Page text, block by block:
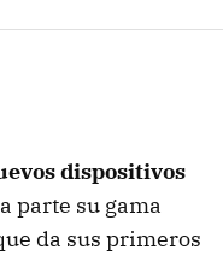
dispositivos
parte su gama
da sus primeros